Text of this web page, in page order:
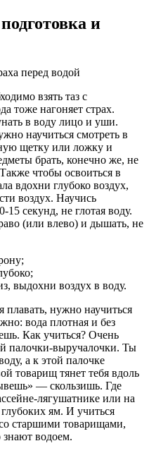
и
взять таз с
тоже нагоняет страх.
в воду лицо и уши.
научиться смотреть в
щетку или ложку и
брать, конечно же, не
чтобы освоиться в
вдохни глубоко воздух,
воздух. Научись
15 секунд, не глотая воду.
(или влево) и дышать, не
выдохни воздух в воду.
плавать, нужно научиться
вода плотная и без
Как учиться? Очень
палочки-выручалочки. Ты
а к этой палочке
товарищ тянет тебя вдоль
— скользишь. Где
лягушатнике или на
ям. И учиться
старшими товарищами,
водоем.